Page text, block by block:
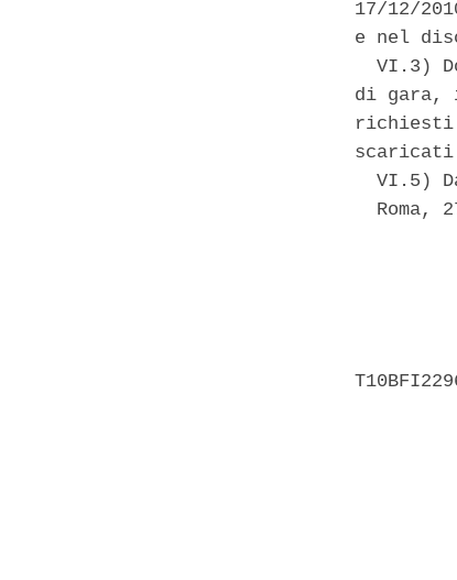
17/12/
e nel
VI.3)
di gara,
richiesti
scaricati
VI.5)
Roma,